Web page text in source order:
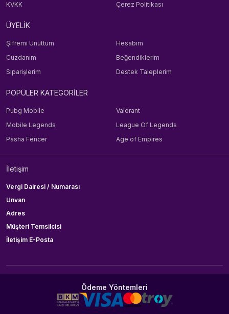
KVKK
Çerez Politikası
ÜYELİK
Şifremi Unuttum
Hesabım
Cüzdanım
Beğendiklerim
Siparişlerim
Destek Taleplerim
POPÜLER KATEGORİLER
Pubg Mobile
Valorant
Mobile Legends
League Of Legends
Pasha Fencer
Age of Empires
İletişim
Vergi Dairesi / Numarası
Unvan
Adres
Müşteri Temsilcisi
İletişim E-Posta
Ödeme Yöntemleri